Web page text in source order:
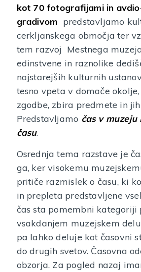
kot 70 fotografijami in
gradivom predstavljamo
cerkljanskega območja ter
tem razvoj Mestnega
edinstvene in raznolike
najstarejših kulturnih
tesno vpeta v domače
zgodbe, zbira predmete in
Predstavljamo čas v muzeju
času.
Osrednja tema razstave je
ga, ker visokemu
pritiče razmislek o času, ki
in prepleta predstavljene
čas sta pomembni kategoriji
vsakdanjem muzejskem
pa lahko deluje kot časovni
do drugih svetov. Časovna
obzorja. Za pogled nazaj